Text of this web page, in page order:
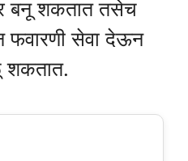
बनू शकतात तसेच
फवारणी सेवा देऊन
शकतात.